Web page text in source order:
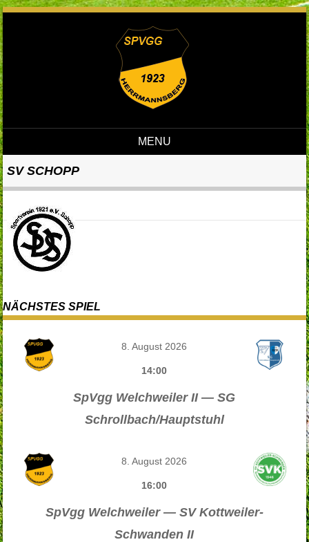
MENU
SV SCHOPP
NÄCHSTES SPIEL
8. August 2026
14:00
SpVgg Welchweiler II — SG
Schrollbach/Hauptstuhl
8. August 2026
16:00
SpVgg Welchweiler — SV Kottweiler-
Schwanden II